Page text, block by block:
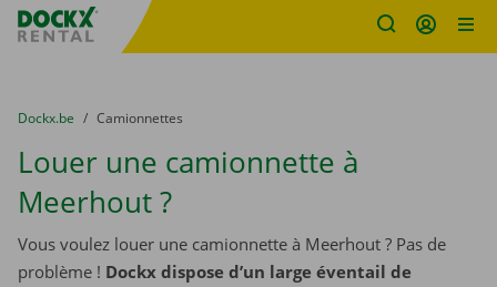
sitename
You are here:
du
Dockx.be to
Camionnettes
Louer une camionnette à
Meerhout ?
Vous voulez louer une camionnette à Meerhout ? Pas de
problème ! Dockx dispose d’un large éventail de